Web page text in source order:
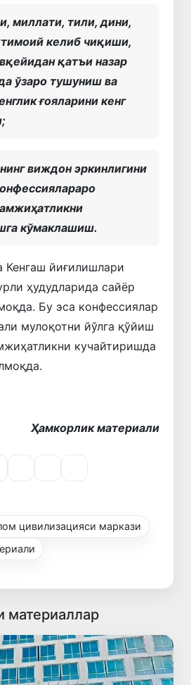
миллати, тили, дини,
келиб чиқиши,
қатъи назар
ўзаро тушуниш ва
ғояларини кенг
виждон эркинлигини
кўмаклашиш.
Кенгаш йиғилишлари
ҳудудларида сайёр
Бу эса конфессиялар
мулоқотни йўлга қўйиш
кучайтиришда
Ҳамкорлик материали
цивилизацияси маркази
материаллар